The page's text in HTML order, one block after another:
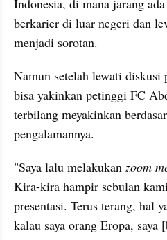
berkarier di luar negeri dan
menjadi sorotan.
Namun setelah lewati diskusi
bisa yakinkan petinggi FC
terbilang meyakinkan
pengalamannya.
"Saya lalu melakukan zoom
Kira-kira hampir sebulan
presentasi. Terus terang, hal
kalau saya orang Eropa,